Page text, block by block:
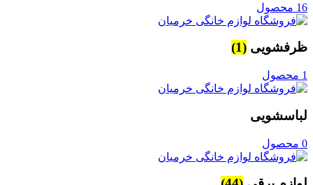
16 محصول
ظرفشویی (1)
1 محصول
لباسشویی
0 محصول